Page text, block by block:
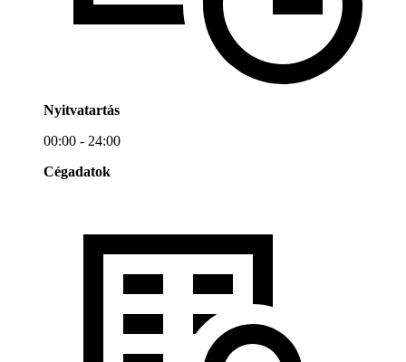
Nyitvatartás
00:00 - 24:00
Cégadatok